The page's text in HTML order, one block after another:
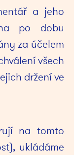
a jeho
po dobu
za účelem
všech
držení ve
na tomto
ukládáme